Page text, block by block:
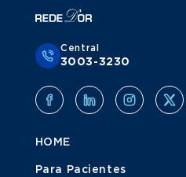
Central
3003-3230
HOME
Para Pacientes